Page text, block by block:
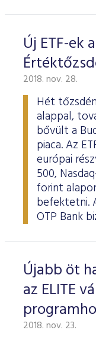
Új ETF-ek
2018. nov. 28.
Hét
alappal,
bővült a
piaca. Az
európai
500,
forint
befektetni.
OTP Bank
Újabb öt
az ELITE
2018. nov. 23.